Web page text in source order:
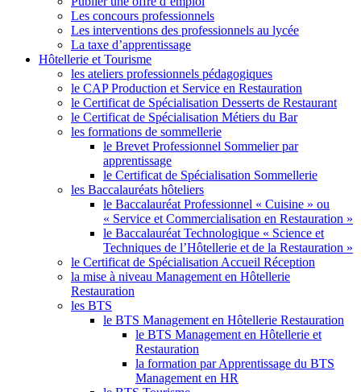
Les concours professionnels
Les interventions des professionnels au lycée
La taxe d’apprentissage
Hôtellerie et Tourisme
les ateliers professionnels pédagogiques
le CAP Production et Service en Restauration
le Certificat de Spécialisation Desserts de Restaurant
le Certificat de Spécialisation Métiers du Bar
les formations de sommellerie
le Brevet Professionnel Sommelier par
apprentissage
le Certificat de Spécialisation Sommellerie
les Baccalauréats hôteliers
le Baccalauréat Professionnel « Cuisine » ou
« Service et Commercialisation en Restauration »
le Baccalauréat Technologique « Science et
Techniques de l’Hôtellerie et de la Restauration »
le Certificat de Spécialisation Accueil Réception
la mise à niveau Management en Hôtellerie
Restauration
les BTS
le BTS Management en Hôtellerie Restauration
le BTS Management en Hôtellerie et
Restauration
la formation par Apprentissage du BTS
Management en HR